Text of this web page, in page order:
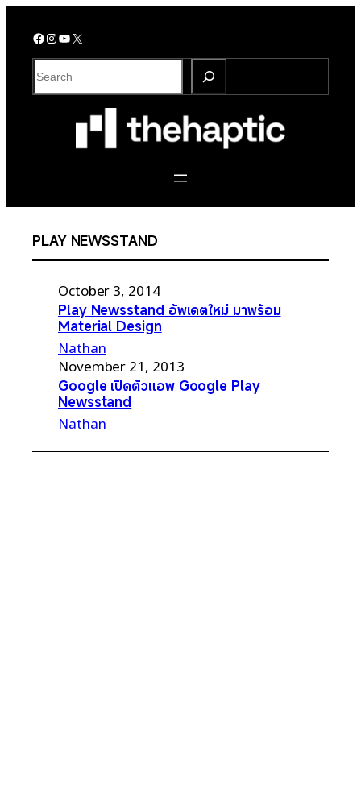
Facebook InstagramYouTube X
S
e
PLAY NEWSSTAND
October 3, 2014
Play Newsstand อัพเดตใหม่ มาพร้อม
Material Design
Nathan
November 21, 2013
Google เปิดตัวแอพ Google Play
Newsstand
Nathan